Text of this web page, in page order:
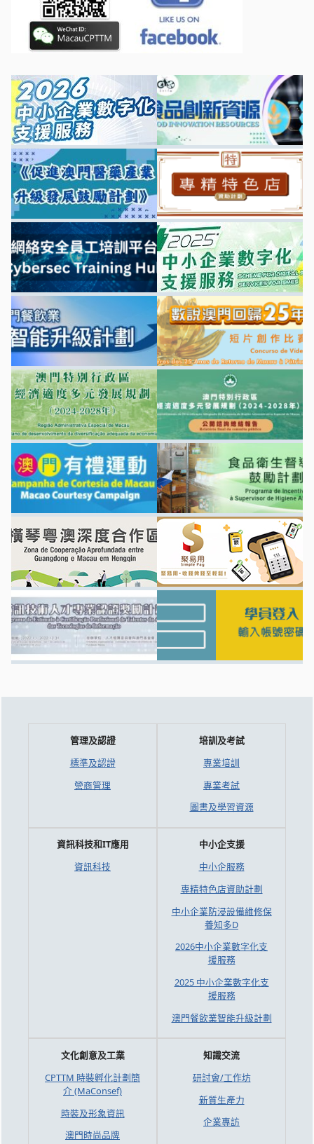
管理及認證
標準及認證
營商管理
培訓及考試
專業培訓
專業考試
圖書及學習資源
資訊科技和IT應用
資訊科技
中小企支援
中小企服務
專精特色店資助計劃
中小企業防浸設備維修保
養知多D
2026中小企業數字化支
援服務
2025 中小企業數字化支
援服務
澳門餐飲業智能升級計劃
文化創意及工業
CPTTM 時裝孵化計劃簡
介 (MaConsef)
時裝及形象資訊
澳門時尚品牌
知識交流
研討會/工作坊
新質生產力
企業專訪